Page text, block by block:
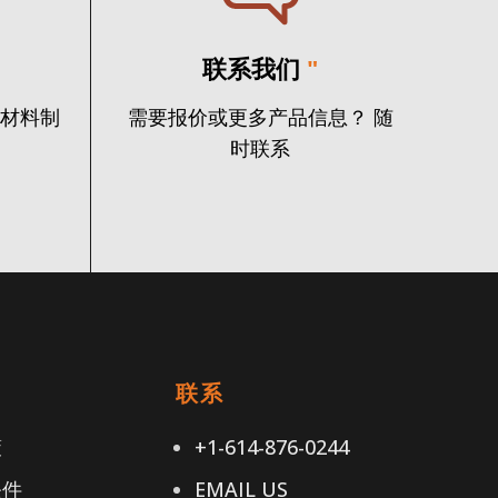
料制
联系我们 "
需要报价或更多产品信息？ 随
时联系
联系
+1-614-876-0244
EMAIL US